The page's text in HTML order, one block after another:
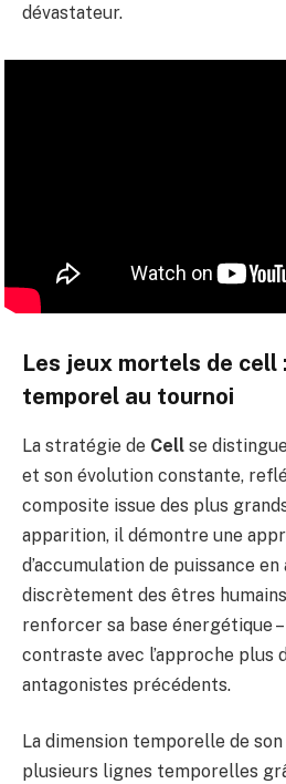
dévastateur.
Les jeux mortels de cell
temporel au tournoi
La stratégie de Cell se
et son évolution constante,
composite issue des plus
apparition, il démontre une
d’accumulation de puissance
discrètement des êtres
renforcer sa base énergétique
contraste avec l’approche plus
antagonistes précédents.
La dimension temporelle de
plusieurs lignes temporelles